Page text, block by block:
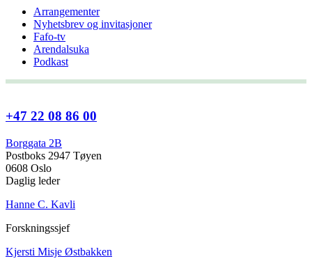
Arrangementer
Nyhetsbrev og invitasjoner
Fafo-tv
Arendalsuka
Podkast
+47 22 08 86 00
Borggata 2B
Postboks 2947 Tøyen
0608 Oslo
Daglig leder
Hanne C. Kavli
Forskningssjef
Kjersti Misje Østbakken